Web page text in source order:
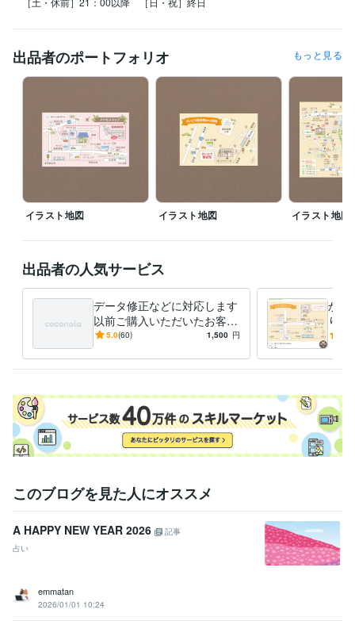
出品者のポートフォリオ もっと見る
イラスト地図 イラスト地図 イラスト地図
出品者の人気サービス
データ修正などに対応します
以前ご購入いただいたお客様
専用サービスです
5.0(60) 1,500 円
かわ
り
かり
このブログを見た人にオススメ
A HAPPY NEW YEAR 2026
記事
占い
emmatan
2026/01/01 10:24